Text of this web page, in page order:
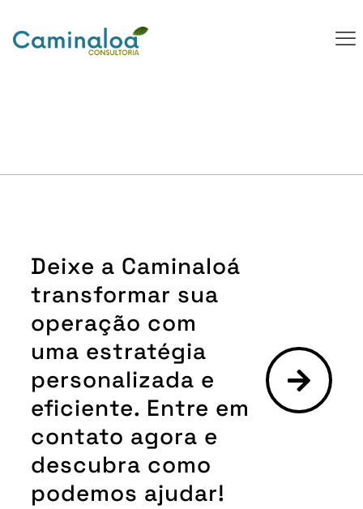
Deixe a Caminaloá
transformar sua
operação com
uma estratégia
personalizada e
eficiente. Entre em
contato agora e
descubra como
podemos ajudar!